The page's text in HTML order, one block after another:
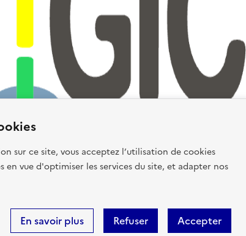
sur ce site, vous acceptez l’utilisation de cookies
en vue d'optimiser les services du site, et adapter nos
Accepter
Refuser
En savoir plus